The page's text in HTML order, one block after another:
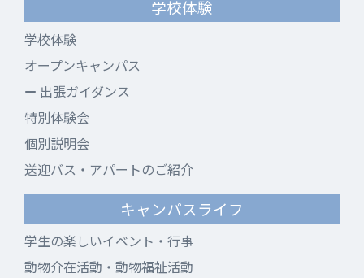
学校体験
学校体験
オープンキャンパス
出張ガイダンス
特別体験会
個別説明会
送迎バス・アパートのご紹介
キャンパスライフ
学生の楽しいイベント・行事
動物介在活動・動物福祉活動